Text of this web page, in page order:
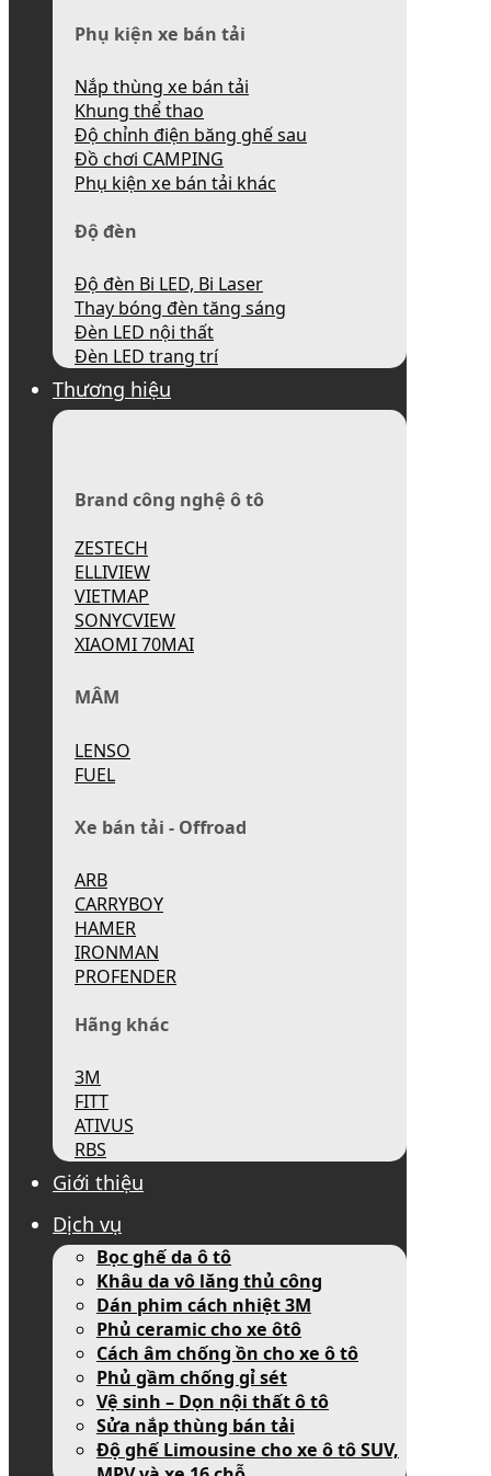
Phụ kiện xe bán tải
Nắp thùng xe bán tải
Khung thể thao
Độ chỉnh điện băng ghế sau
Đồ chơi CAMPING
Phụ kiện xe bán tải khác
Độ đèn
Độ đèn Bi LED, Bi Laser
Thay bóng đèn tăng sáng
Đèn LED nội thất
Đèn LED trang trí
Thương hiệu
Brand công nghệ ô tô
ZESTECH
ELLIVIEW
VIETMAP
SONYCVIEW
XIAOMI 70MAI
MÂM
LENSO
FUEL
Xe bán tải - Offroad
ARB
CARRYBOY
HAMER
IRONMAN
PROFENDER
Hãng khác
3M
FITT
ATIVUS
RBS
Giới thiệu
Dịch vụ
Bọc ghế da ô tô
Khâu da vô lăng thủ công
Dán phim cách nhiệt 3M
Phủ ceramic cho xe ôtô
Cách âm chống ồn cho xe ô tô
Phủ gầm chống gỉ sét
Vệ sinh – Dọn nội thất ô tô
Sửa nắp thùng bán tải
Độ ghế Limousine cho xe ô tô SUV,